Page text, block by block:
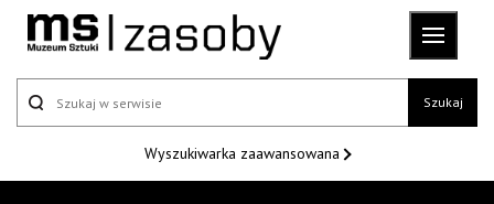
Szukaj
Wyszukiwarka zaawansowana